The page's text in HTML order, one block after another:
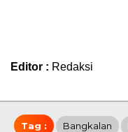
Editor : Redaksi
Tag : Bangkalan